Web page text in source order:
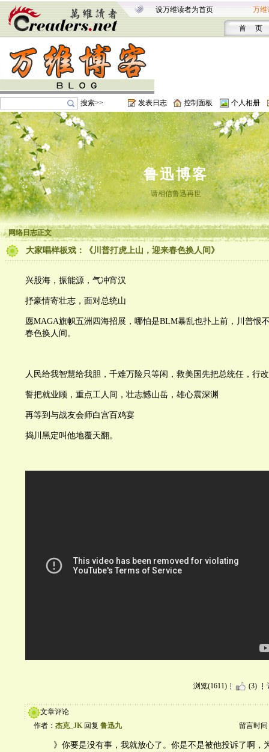
设万维读者为首页 万维
首 页
搜索>> 发表日志 控制面板 个人相册
鲁迅博客
请相信鲁迅再世
网络日志正文
大家唱样板戏：《川普打虎上山，迎来春色换人间》
兴股海，振能源，气冲宵汉
抒豪情寄壮志，面对总统山
愿MAGA旗帜五洲四海招展，哪怕是BLM暴乱也扑上前，川普恨
春色换人间。
人民给我智慧给我胆，千难万险只等闲，救美国先把总统任，行
誓把就业顾，重点工人间，壮志憾山岳，雄心震深渊
再等到与战友会师白宫百鸡宴
捣川黑定叫他地覆天翻。
浏览(1611) (3)
文章评论
作者： 杰克_JK 回复 鲁迅九 留言时间
》你要是没有事，我就放心了。你是不是被他投诉了啊，